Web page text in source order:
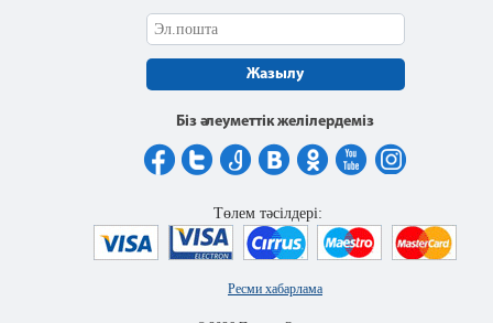
Жазылу
Біз әлеуметтік желілердеміз
Ресми хабарлама
Төлем тәсілдері: